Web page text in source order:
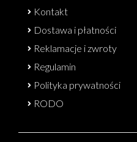
Kontakt
Dostawa i płatności
Reklamacje i zwroty
Regulamin
Polityka prywatności
RODO